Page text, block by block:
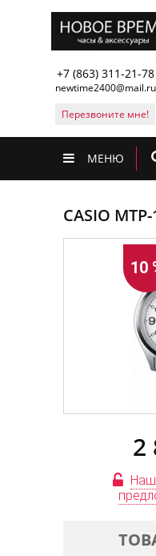
+7 (863) 311-21-78
newtime2400@mail.ru
Перезвоните мне!
МЕНЮ
CASIO
10
2